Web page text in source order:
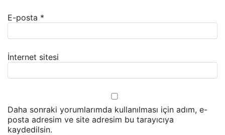
E-posta *
İnternet sitesi
Daha sonraki yorumlarımda kullanılması için adım, e-
posta adresim ve site adresim bu tarayıcıya
kaydedilsin.